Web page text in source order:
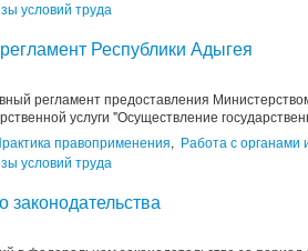
условий труда
Республики Адыгея
регламент предоставления
услуги "Осуществление
правоприменения, Работа с органами
условий труда